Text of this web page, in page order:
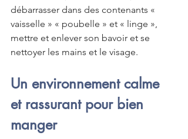
débarrasser dans des contenants «
vaisselle » « poubelle » et « linge »,
mettre et enlever son bavoir et se
nettoyer les mains et le visage.
Un environnement calme
et rassurant pour bien
manger